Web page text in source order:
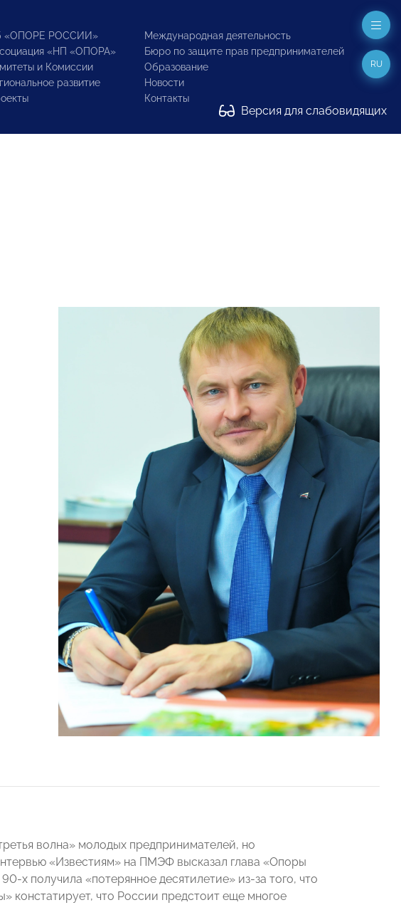
«ОПОРЕ РОССИИ»
«НП «ОПОРА»
и Комиссии
развитие
Международная деятельность
Бюро по защите прав предпринимателей
Образование
Новости
Контакты
Версия для слабовидящих
RU
волна» молодых предпринимателей, но
«Известиям» на ПМЭФ высказал глава «Опоры
х получила «потерянное десятилетие» из-за того, что
констатирует, что России предстоит еще многое